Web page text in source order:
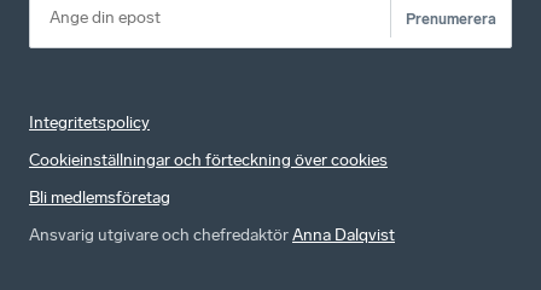
Prenumerera
Integritetspolicy
Cookieinställningar och förteckning över cookies
Bli medlemsföretag
Ansvarig utgivare och chefredaktörAnna Dalqvist